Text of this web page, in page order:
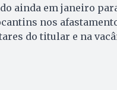
ainda em janeiro
nos
do titular e na